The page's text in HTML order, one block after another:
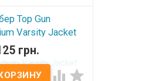
Top Gun
Varsity Jacket
грн.
 